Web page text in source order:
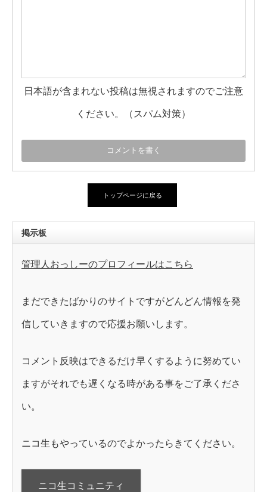
日本語が含まれない投稿は無視されますのでご注意
ください。（スパム対策）
トップページに戻る
掲示板
管理人おっしーのプロフィールはこちら
まだできたばかりのサイトですがどんどん情報を発
信していきますので応援お願いします。
コメント反映はできるだけ早くするように努めてい
ますがそれでも遅くなる時がある事をご了承くださ
い。
ニコ生もやっているのでよかったらきてください。
ニコ生コミュニティ